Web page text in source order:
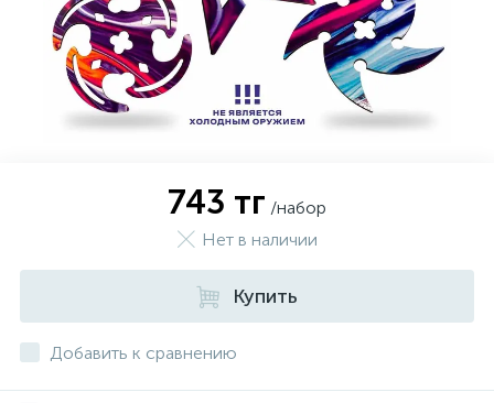
743 тг /набор
Нет в наличии
Купить
Добавить к сравнению